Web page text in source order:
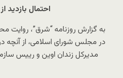
احتمال بازدید
به گزارش روزنامه “شرق”، روایت
در مجلس شورای اسلامی، از
مدیرکل زندان اوین و رییس